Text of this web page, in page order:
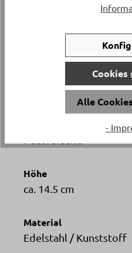
Versand & Lieferung
Höhe
ca. 14.5 cm
Material
Edelstahl / Kunststoff
Cookies
Alle
-